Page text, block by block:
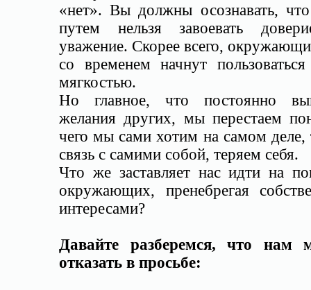
«нет». Вы должны осознавать,
путем нельзя завоевать
уважение. Скорее всего,
со временем начнут
мягкостью.
Но главное, что постоянно
желания других, мы перестаем
чего мы сами хотим на самом деле,
связь с самими собой, теряем себя.
Что же заставляет нас идти на
окружающих, пренебрегая
интересами?
Давайте разберемся, что нам
отказать в просьбе: